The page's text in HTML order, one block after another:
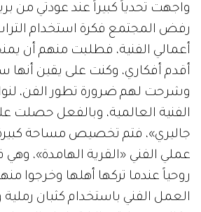
واجهت تحدياً كبيراً عند عودتي من
رفض المجتمع فكرة استخدام
أعمالي الفنية، فطلبت منهم أن
أقدم أفكاري، وكنت على يقين أنها
وشرحت لهم ضرورة تطور الفن،
الفنية العالمية، وبالفعل حصلت
جاليري»، فتم تخصيص مساحة
عملي الفني «القرية الهامدة»،
روحياً عندما تركها أهلها وخرجوا
العمل الفني باستخدام كثبان رملية